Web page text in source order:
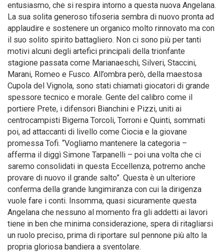
entusiasmo, che si respira intorno a questa nuova Angelana.
La sua solita generoso tifoseria sembra di nuovo pronta ad
applaudire e sostenere un organico molto rinnovato ma con
il suo solito spirito battagliero. Non ci sono più per tanti
motivi alcuni degli artefici principali della trionfante
stagione passata come Marianaeschi, Silveri, Staccini,
Marani, Romeo e Fusco. All’ombra però, della maestosa
Cupola del Vignola, sono stati chiamati giocatori di grande
spessore tecnico e morale. Gente del calibro come il
portiere Prete, i difensori Bianchini e Pizzi, uniti ai
centrocampisti Bigerna Torcoli, Torroni e Quinti, sommati
poi, ad attaccanti di livello come Ciocia e la giovane
promessa Tofi. “Vogliamo mantenere la categoria –
afferma il diggì Simone Tarpanelli – poi una volta che ci
saremo consolidati in questa Eccellenza, potremo anche
provare di nuovo il grande salto”. Questa è un ulteriore
conferma della grande lungimiranza con cui la dirigenza
vuole fare i conti. Insomma, quasi sicuramente questa
Angelana che nessuno al momento fra gli addetti ai lavori
tiene in ben che minima considerazione, spera di ritagliarsi
un ruolo preciso, prima di riportare sul pennone più alto la
propria gloriosa bandiera a sventolare.